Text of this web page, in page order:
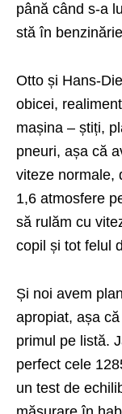
până când s-a
stă în
Otto și Hans-
obicei,
mașina – știți,
pneuri, așa că
viteze normale,
1,6 atmosfere
să rulăm cu
copil și tot felul
Și noi avem
apropiat, așa
primul pe listă.
perfect cele
un test de